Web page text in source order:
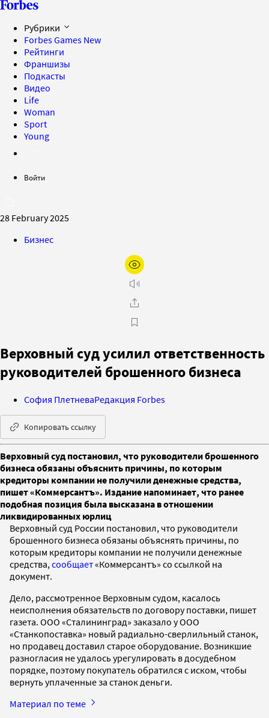
Рубрики
Forbes Games New
Рейтинги
Франшизы
Подкасты
Видео
Life
Woman
Sport
Young
Войти
28 February 2025
Бизнес
Верховный суд усилил ответственность
руководителей брошенного бизнеса
София ПлетневаРедакция Forbes
Копировать ссылку
Верховный суд постановил, что руководители брошенного
бизнеса обязаны объяснить причины, по которым
кредиторы компании не получили денежные средства,
пишет «Коммерсантъ». Издание напоминает, что ранее
подобная позиция была высказана в отношении
ликвидированных юрлиц
Верховный суд России постановил, что руководители
брошенного бизнеса обязаны объяснять причины, по
которым кредиторы компании не получили денежные
средства, сообщает«Коммерсантъ» со ссылкой на
документ.
Дело, рассмотренное Верховным судом, касалось
неисполнения обязательств по договору поставки, пишет
газета. ООО «Сталининград» заказало у ООО
«Станкопоставка» новый радиально-сверлильный станок,
но продавец доставил старое оборудование. Возникшие
разногласия не удалось урегулировать в досудебном
порядке, поэтому покупатель обратился с иском, чтобы
вернуть уплаченные за станок деньги.
Материал по теме